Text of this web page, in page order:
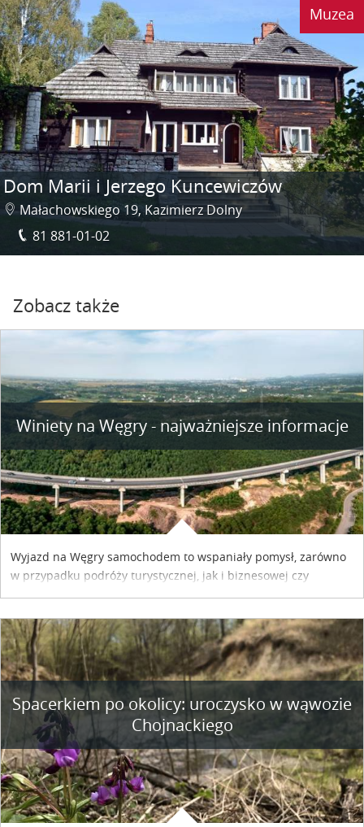
Muzea
Dom Marii i Jerzego Kuncewiczów
Małachowskiego 19, Kazimierz Dolny
81 881-01-02
Zobacz także
Winiety na Węgry - najważniejsze informacje
Wyjazd na Węgry samochodem to wspaniały pomysł, zarówno
w przypadku podróży turystycznej, jak i biznesowej czy
służbowej. Pamiętać tylko trzeba o wykupieniu winiety, co
współpracy reklamowej z Hungary Vignette.
Spacerkiem po okolicy: uroczysko w wąwozie
Chojnackiego